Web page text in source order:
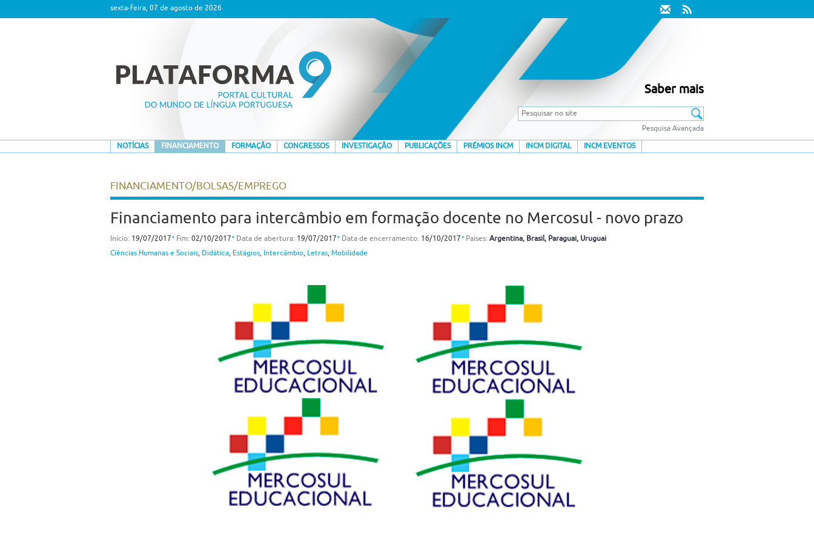
sexta-feira, 07 de agosto de 2026
Saber mais
Pesquisa Avançada
NOTÍCIAS FINANCIAMENTO FORMAÇÃO CONGRESSOS INVESTIGAÇÃO PUBLICAÇÕES PRÉMIOS INCM INCM DIGITAL INCM EVENTOS
FINANCIAMENTO/BOLSAS/EMPREGO
Financiamento para intercâmbio em formação docente no Mercosul - novo prazo
Início: 19/07/2017⋅ Fim: 02/10/2017⋅ Data de abertura: 19/07/2017⋅ Data de encerramento: 16/10/2017⋅ Países: Argentina, Brasil, Paraguai, Uruguai
Ciências Humanas e Sociais, Didática, Estágios, Intercâmbio, Letras, Mobilidade